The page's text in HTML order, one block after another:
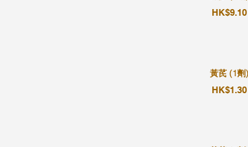
HK$9.10
黃芪 (1劑)
HK$1.30